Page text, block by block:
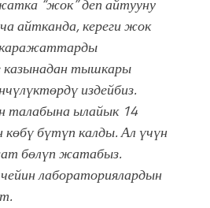
Royal Central
чогулду
“жок” деп айтууну
айтканда, кереги жок
каражаттарды
тышкары
издейбиз.
талабына ылайык 14
бүтүп калды. Ал үчүн
бөлүп жатабыз.
лабораториялардын